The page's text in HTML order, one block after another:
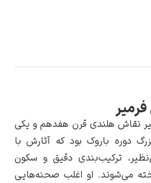
هفدهم و یکی
که آثارش با
دقیق و سکون
صحنه‌هایی